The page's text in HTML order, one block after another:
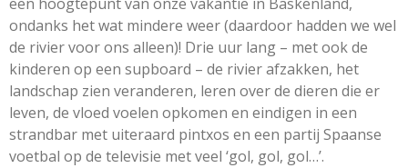
ondanks het wat mindere weer (daardoor hadden we wel
de rivier voor ons alleen)! Drie uur lang – met ook de
kinderen op een supboard – de rivier afzakken, het
landschap zien veranderen, leren over de dieren die er
leven, de vloed voelen opkomen en eindigen in een
strandbar met uiteraard pintxos en een partij Spaanse
voetbal op de televisie met veel ‘gol, gol, gol…’.